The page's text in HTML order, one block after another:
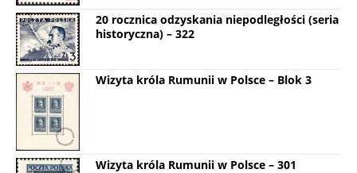
20 rocznica odzyskania niepodległości (seria
historyczna) – 322
Wizyta króla Rumunii w Polsce – Blok 3
Wizyta króla Rumunii w Polsce – 301